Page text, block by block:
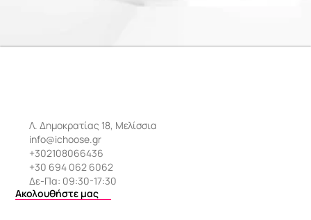
Λ. Δημοκρατίας 18, Μελίσσια
info@ichoose.gr
+302108066436
+30 694 062 6062
Δε-Πα: 09:30-17:30
Ακολουθήστε μας